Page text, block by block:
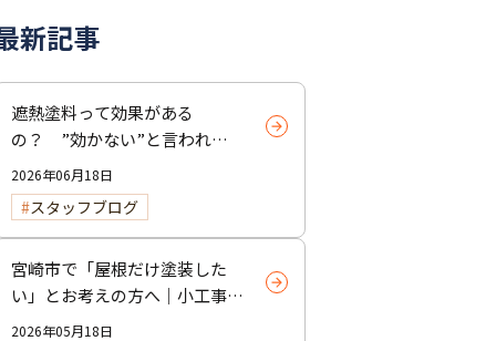
新記事
遮熱塗料って効果がある
の？ ”効かない”と言われる
理由と正しい使い方
2026年06月18日
スタッフブログ
宮崎市で「屋根だけ塗装した
い」とお考えの方へ｜小工事・
雨樋交換だけでも大歓迎！
2026年05月18日